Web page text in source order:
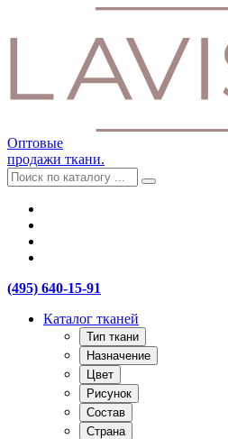
Оптовые
продажи ткани.
(495) 640-15-91
Каталог тканей
Тип ткани
Назначение
Цвет
Рисунок
Состав
Страна